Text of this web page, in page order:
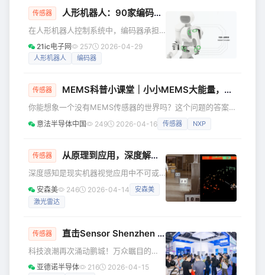
展，展
的引入以及AVB（Audio/Video
Bridging）和TSN（Time-Sensitive
Networking）协议的加持，为音视频在
车载以太网中实时传输提供了确定性时
延和同步能力。 传统模拟音频总线存在
传感器 人形机器人：90家编码器制造商盘点
在人形机器人控制系统中，编码器承担
着将机械运动（旋转或直线位移）转换
为电信号（脉冲或数字编码），从而让
说，编码器可以检测电机、关节的实时
度、速度、朝哪个方向转、移动机器人
轮子的转动圈数等；或是在线性关节
反馈实际运动状态，与控制器的指令进
行对比，实现 “指令 - 执行
21ic电子网 257 2026-04-29
人形机器人 编码器
传感器 MEMS科普小课堂｜小小MEMS大能量，解锁智能世界核心密码
你能想象一个没有MEMS传感器的世界吗？这个问题的答案，
藏在我们日常的每一个瞬间里——从抬手看智能手表的运动数
视频，了解MEMS传感器的奥秘，感受微小器件蕴藏的大能
量。 那么，究竟什么是MEMS传感器？为什么它对我们的日
常生活如此不可或缺？ 让我们从最基础的概念聊起。我们体
验到的一切，都可以
意法半导体中国 249 2026-04-16 传感器 NXP
传感器 从原理到应用，深度解码Hyperlux™ ID iToF 技术
深度感知是现实机器视觉应用中不可或
缺的关键功能。安森美 (onsemi) 的
Hyperlux™ ID 间接飞行时间 (iToF) 深度
文章将深度拆解安森美Hyperlux ID 技术
及应用。 本文将深入讲解iToF 技术。
激光雷达和直接飞行时间 图 1. 激光雷
达传感技术演示画面。在右侧“20 m”标
安森美 246 2026-04-14
安森美
激光雷达
传感器 直击Sensor Shenzhen 2026！ADI前沿传感技术与系统级方案一览
科技浪潮再次涌动鹏城！万众瞩目的
Sensor Shenzhen 2026盛大开幕，全
亚德诺半导体 216 2026-04-15